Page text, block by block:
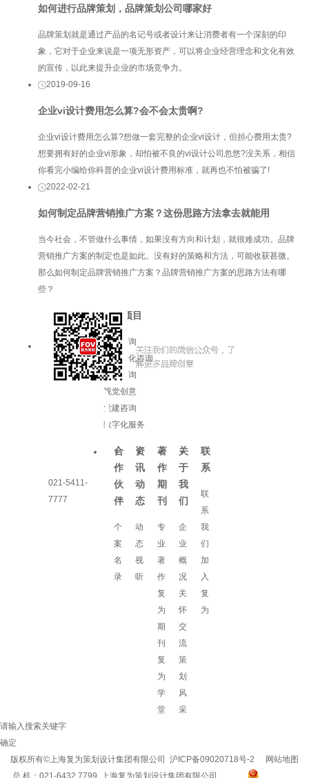
如何进行品牌策划，品牌策划公司哪家好
品牌策划就是通过产品的名记号或者设计来让消费者有一个深刻的印
象，它对于企业来说是一项无形资产，可以将企业经营理念和文化有效
的宣传，以此来提升企业的市场竞争力。
2019-09-16
企业vi设计费用怎么算?会不会太贵啊?
企业vi设计费用怎么算?想做一套完整的企业vi设计，但担心费用太贵?
想要拥有好的企业vi形象，却怕被不良的vi设计公司忽悠?没关系，相信
你看完小编给你科普的企业vi设计费用标准，就再也不怕被骗了!
2022-02-21
如何制定品牌营销推广方案？这份思路方法拿去就能用
当今社会，不管做什么事情，如果没有方向和计划，就很难成功。品牌
营销推广方案的制定也是如此。没有好的策略和方法，可能收获甚微。
那么如何制定品牌营销推广方案？品牌营销推广方案的思路方法有哪
些？
021-5411-
7777
服务项目
品牌咨询
企业文化咨询
增长咨询
视觉创意
党建咨询
数字化服务
合
作
伙
伴
个
案
名
录
资
讯
动
态
动
态
视
听
著
作
期
刊
专
业
著
作
复
为
期
刊
复
为
学
堂
关
于
我
们
企
业
概
况
关
怀
交
流
策
划
风
采
联
系
联
系
我
们
加
入
复
为
请输入搜索关键字
确定
网站地图
版权所有©上海复为策划设计集团有限公司 沪ICP备09020718号-2
总 机：021-6432 7799 上海复为策划设计集团有限公司